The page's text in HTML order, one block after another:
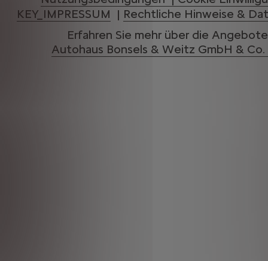
KEY_IMPRESSUM | Rechtliche Hinweise &
Erfahren Sie mehr über die Angebote
Autohaus Bonsels & Weitz GmbH & Co.